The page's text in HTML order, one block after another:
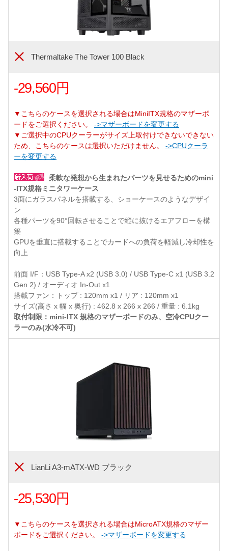
Thermaltake The Tower 100 Black
-29,560円
▼こちらのケースを選択される場合はMiniITX規格のマザーボ
ードをご選択ください。 ->マザーボードを変更する
▼ご選択中のCPUクーラーがサイズ上取付けできないできない
ため、こちらのケースは選択いただけません。 ->CPUクーラ
ーを変更する
柔軟な発想から生まれたパーツを見せるためのmini
-ITX規格ミニタワーケース
3面にガラスパネルを搭載する、ショーケースのようなデザイ
ン
各種パーツを90°回転させることで縦に抜けるエアフローを構
築
GPUを垂直に搭載することでカードへの負荷を軽減し冷却性を
向上
前面 I/F：USB Type-A x2 (USB 3.0) / USB Type-C x1 (USB 3.2
Gen 2) / オーディオ In-Out x1
搭載ファン：トップ : 120mm x1 / リア : 120mm x1
サイズ(高さ x 幅 x 奥行) : 462.8 x 266 x 266 / 重量 : 6.1kg
取付制限：mini-ITX 規格のマザーボードのみ、空冷CPUクー
ラーのみ(水冷不可)
LianLi A3-mATX-WD ブラック
-25,530円
▼こちらのケースを選択される場合はMicroATX規格のマザー
ボードをご選択ください。 ->マザーボードを変更する